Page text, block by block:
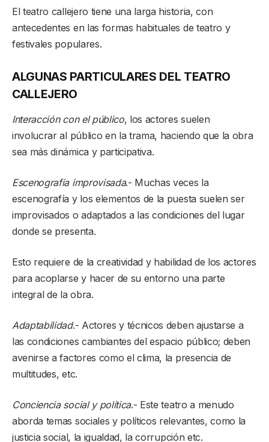
El teatro callejero tiene una larga historia, con
antecedentes en las formas habituales de teatro y
festivales populares.
ALGUNAS PARTICULARES DEL TEATRO
CALLEJERO
Interacción con el público, los actores suelen
involucrar al público en la trama, haciendo que la obra
sea más dinámica y participativa.
Escenografía improvisada.- Muchas veces la
escenografía y los elementos de la puesta suelen ser
improvisados ​​o adaptados a las condiciones del lugar
donde se presenta.
Esto requiere de la creatividad y habilidad de los actores
para acoplarse y hacer de su entorno una parte
integral de la obra.
Adaptabilidad.- Actores y técnicos deben ajustarse a
las condiciones cambiantes del espacio público; deben
avenirse a factores como el clima, la presencia de
multitudes, etc.
Conciencia social y política.- Este teatro a menudo
aborda temas sociales y políticos relevantes, como la
justicia social, la igualdad, la corrupción etc.